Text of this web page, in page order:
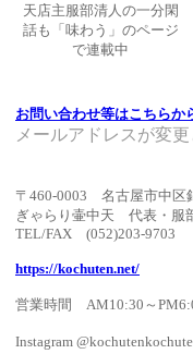
天店主服部清人の一分閑
話も「味わう」のページ
で連載中
お問い合わせ等はこちらか
メールアドレスが変更
〒460-0003 名古屋市中区
ぎゃらり壷中天 代表・服
TEL/FAX (052)203-9703
https://kochuten.net/
営業時間 AM10:30～
Instagram